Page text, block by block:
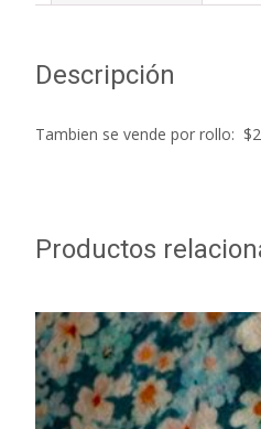
Descripción
Tambien se vende por rollo:
Productos